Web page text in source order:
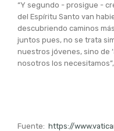
“Y segundo - prosigue -
del Espíritu Santo van
descubriendo caminos
juntos pues, no se trata
nuestros jóvenes, sino de
nosotros los
Fuente: https://